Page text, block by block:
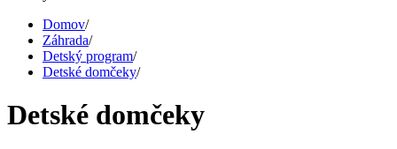
Domov/
Záhrada/
Detský program/
Detské domčeky/
Detské domčeky